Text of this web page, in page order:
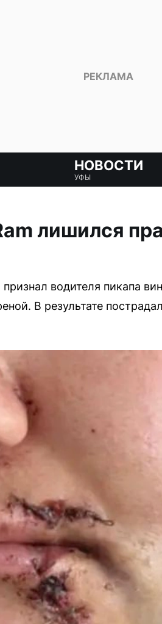
НОВОСТИ
УФЫ
лишился
водителя пикапа
В результате